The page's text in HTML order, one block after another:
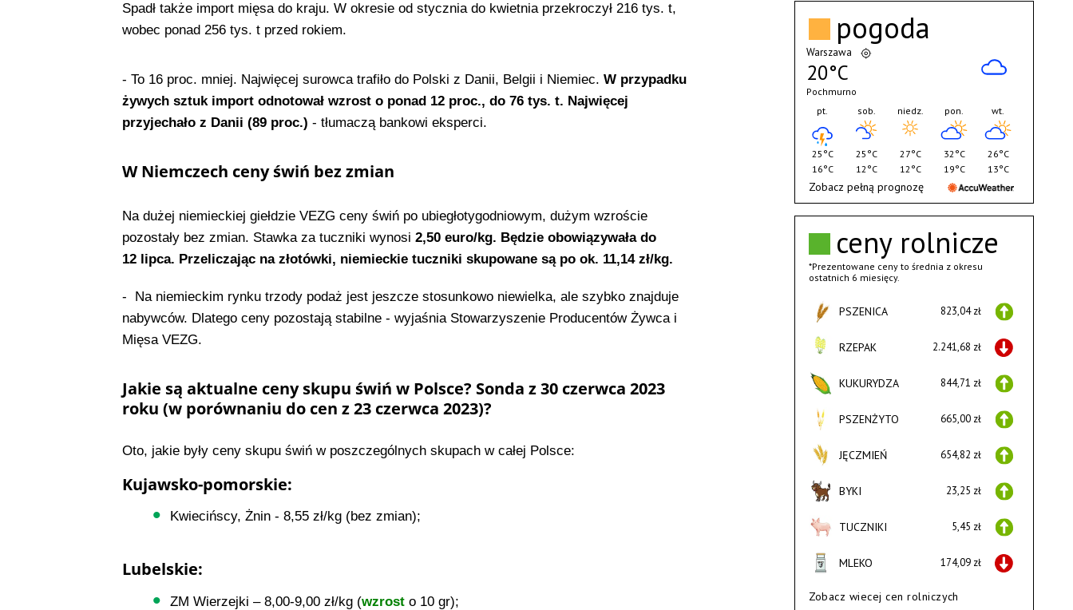
Spadł także import mięsa do kraju. W okresie od stycznia do kwietnia przekroczył 216 tys. t,
wobec ponad 256 tys. t przed rokiem.
- To 16 proc. mniej. Najwięcej surowca trafiło do Polski z Danii, Belgii i Niemiec. W przypadku
żywych sztuk import odnotował wzrost o ponad 12 proc., do 76 tys. t. Najwięcej
przyjechało z Danii (89 proc.) - tłumaczą bankowi eksperci.
W Niemczech ceny świń bez zmian
Na dużej niemieckiej giełdzie VEZG ceny świń po ubiegłotygodniowym, dużym wzroście
pozostały bez zmian. Stawka za tuczniki wynosi 2,50 euro/kg. Będzie obowiązywała do
12 lipca. Przeliczając na złotówki, niemieckie tuczniki skupowane są po ok. 11,14 zł/kg.
- Na niemieckim rynku trzody podaż jest jeszcze stosunkowo niewielka, ale szybko znajduje
nabywców. Dlatego ceny pozostają stabilne - wyjaśnia Stowarzyszenie Producentów Żywca i
Mięsa VEZG.
Jakie są aktualne ceny skupu świń w Polsce? Sonda z 30 czerwca 2023
roku (w porównaniu do cen z 23 czerwca 2023)?
Oto, jakie były ceny skupu świń w poszczególnych skupach w całej Polsce:
Kujawsko-pomorskie:
Kwiecińscy, Żnin - 8,55 zł/kg (bez zmian);
Lubelskie:
ZM Wierzejki – 8,00-9,00 zł/kg (wzrost o 10 gr);
ceny rolnicze
*Prezentowane ceny to średnia z okresu
ostatnich 6 miesięcy.
PSZENICA 823,04 zł
RZEPAK 2.241,68 zł
KUKURYDZA 844,71 zł
PSZENŻYTO 665,00 zł
JĘCZMIEŃ 654,82 zł
BYKI 23,25 zł
TUCZNIKI 5,45 zł
MLEKO 174,09 zł
Zobacz wiecej cen rolniczych
pogoda
Warszawa
20°C
Pochmurno
pt.
25°C
16°C
sob.
25°C
12°C
niedz.
27°C
12°C
pon.
32°C
19°C
wt.
26°C
13°C
Zobacz pełną prognozę